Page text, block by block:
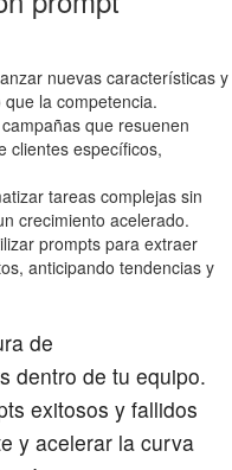
nuevas características y
la competencia.
que resuenen
clientes específicos,
tareas complejas sin
crecimiento acelerado.
prompts para extraer
anticipando tendencias y
de
dentro de tu equipo.
exitosos y fallidos
y acelerar la curva